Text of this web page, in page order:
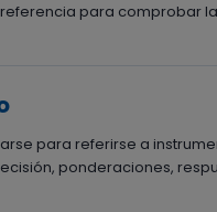
para comprobar
para referirse a
ponderaciones,